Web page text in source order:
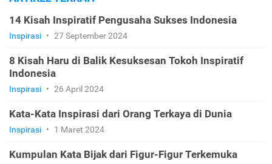
14 Kisah Inspiratif Pengusaha Sukses Indonesia
Inspirasi • 27 September 2024
8 Kisah Haru di Balik Kesuksesan Tokoh Inspiratif
Indonesia
Inspirasi • 26 April 2024
Kata-Kata Inspirasi dari Orang Terkaya di Dunia
Inspirasi • 1 Maret 2024
Kumpulan Kata Bijak dari Figur-Figur Terkemuka